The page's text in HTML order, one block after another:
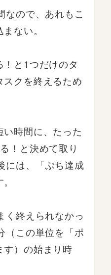
なので、あれもこ
ない。
！と1つだけのタ
スクを終えるため
時間に、たった
！と決めて取り
には、「ぷち達成
く終えられなかっ
（この単位を「ポ
す）の始まり時